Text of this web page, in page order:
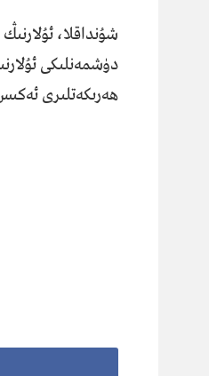
شۇنداقلا،
دۈشمەنلىكى
ھەرىكەتلىرى